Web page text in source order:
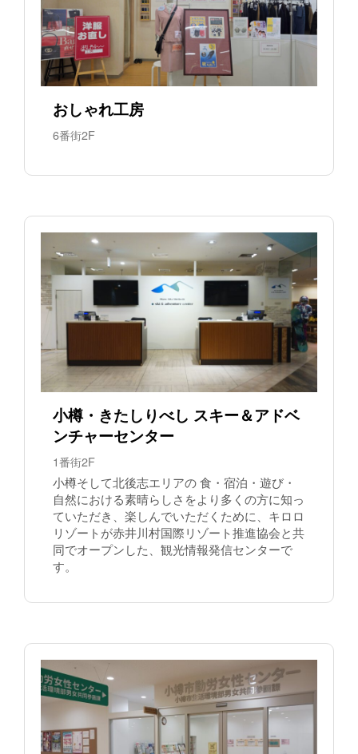
おしゃれ工房
6番街2F
小樽・きたしりべし スキー＆アドベ
ンチャーセンター
1番街2F
小樽そして北後志エリアの 食・宿泊・遊び・
自然における素晴らしさをより多くの方に知っ
ていただき、楽しんでいただくために、キロロ
リゾートが赤井川村国際リゾート推進協会と共
同でオープンした、観光情報発信センターで
す。